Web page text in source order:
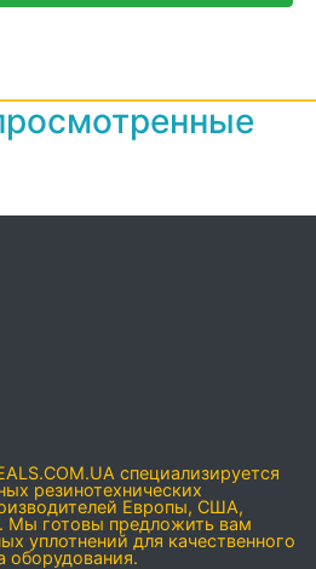
специализируется
резинотехнических
Европы, США,
Мы готовы предложить вам
уплотнений для качественного
оборудования.